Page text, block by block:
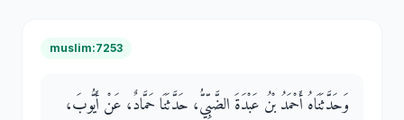
muslim:7253
وَحَدَّثَنَاهُ أَحْمَدُ بْنُ عَبْدَةَ الضَّبِّيُّ، حَدَّثَنَا حَمَّادٌ، عَنْ أَيُّوبَ،